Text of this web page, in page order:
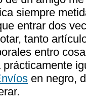
siempre
entrar dos
tanto
entro
en negro,